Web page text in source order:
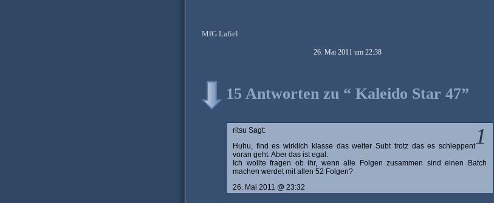
MfG Lafiel
26. Mai 2011 um 22:38
15 Antworten zu “ Kaleido Star 47”
1
ritsu Sagt:
Huhu, find es wirklich klasse das weiter Subt trotz das es schleppent
voran geht. Aber das ist egal.
Ich wollte fragen ob ihr, wenn alle Folgen zusammen sind einen Batch
machen werdet mit allen 52 Folgen?
26. Mai 2011 @ 23:32